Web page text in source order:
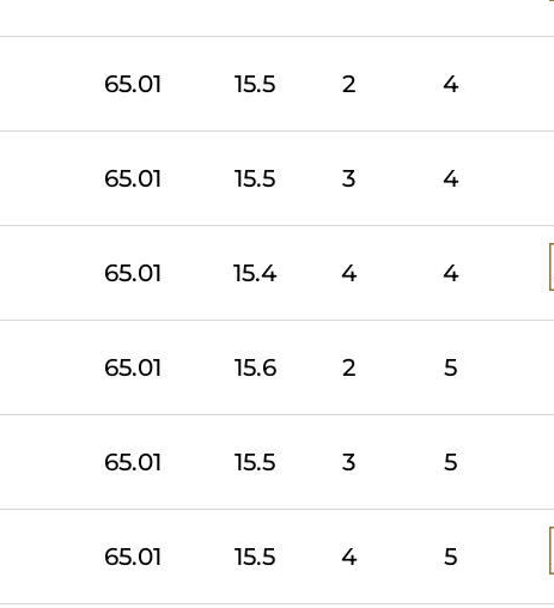
65.01 15.5 2 4
65.01 15.5 3 4
65.01 15.4 4 4
65.01 15.6 2 5
65.01 15.5 3 5
65.01 15.5 4 5